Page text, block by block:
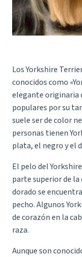
Los Yorkshire
conocidos como
elegante originaria
populares por su
suele ser de color
personas tienen
plata, el negro y el
El pelo del
parte superior de la
dorado se
pecho. Algunos
de corazón en la
raza.
Aunque son